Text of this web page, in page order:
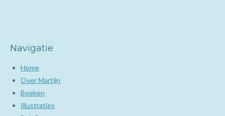
Navigatie
Home
Over Martijn
Boeken
Illustraties